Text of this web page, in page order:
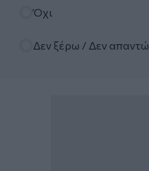
Όχι
Δεν ξέρω / Δεν απαντώ